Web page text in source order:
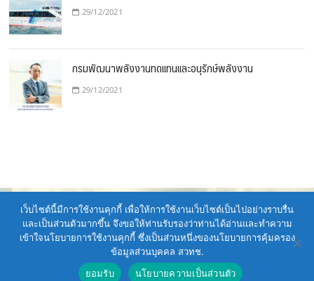
29/12/2021
กรมพัฒนาพลังงานทดแทนและอนุรักษ์พลังงาน
29/12/2021
รายงานประจำปี ศูนย์เทคโนโลยีพลังงาน 2021| Designed by:Theme
WordPress| © Copyright All right reserved
เว็บไซต์นี้มีการใช้งานคุกกี้ เพื่อให้การใช้งานเว็บไซต์เป็นไปอย่างราบรื่น
และเป็นส่วนตัวมากขึ้น จึงขอให้ท่านรับรองว่าท่านได้อ่านและทำความ
เข้าใจนโยบายการใช้งานคุกกี้ ซึ่งเป็นส่วนหนึ่งของนโยบายการคุ้มครอง
ข้อมูลส่วนบุคคล สวทช.
ยอมรับ
นโยบายความเป็นส่วนตัว